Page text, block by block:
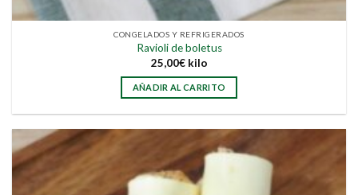
CONGELADOS Y REFRIGERADOS
Ravioli de boletus
25,00€kilo
AÑADIR AL CARRITO